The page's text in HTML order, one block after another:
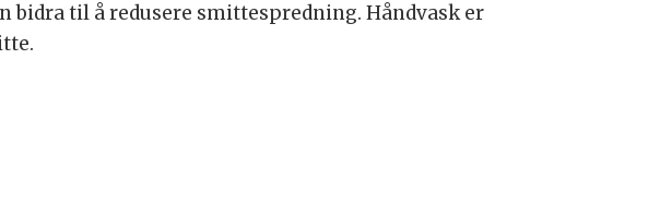
bidra til å redusere smittespredning. Håndvask er